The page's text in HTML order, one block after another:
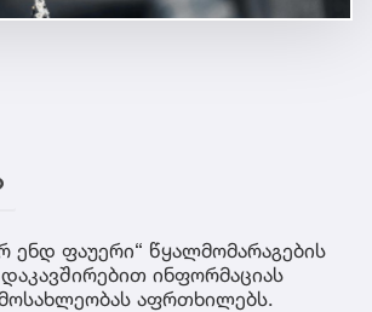
ენდ ფაუერი“ წყალმომარაგების
ინფორმაციას
აფრთხილებს.